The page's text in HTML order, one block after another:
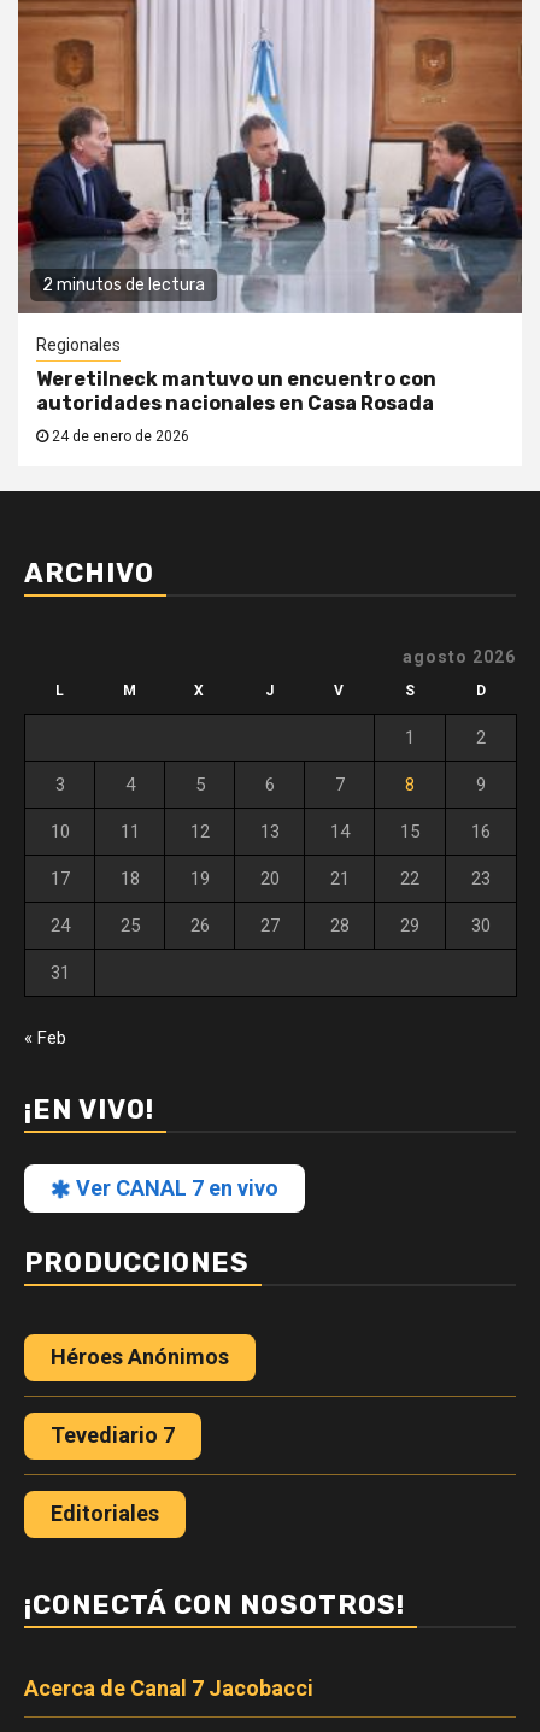
2 minutos de lectura
Regionales
Weretilneck mantuvo un encuentro con
autoridades nacionales en Casa Rosada
24 de enero de 2026
ARCHIVO
agosto 2026
L M X J V S D
1 2
3 4 5 6 7 8 9
10 11 12 13 14 15 16
17 18 19 20 21 22 23
24 25 26 27 28 29 30
31
« Feb
¡EN VIVO!
Ver CANAL 7 en vivo
PRODUCCIONES
Héroes Anónimos
Tevediario 7
Editoriales
¡CONECTÁ CON NOSOTROS!
Acerca de Canal 7 Jacobacci